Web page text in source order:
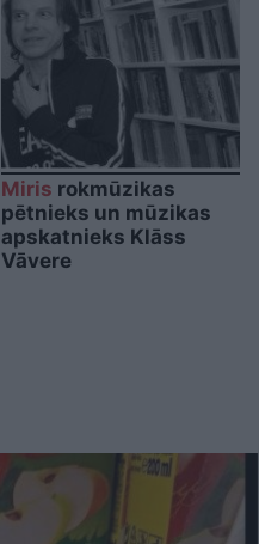
Miris rokmūzikas
pētnieks un mūzikas
apskatnieks Klāss
Vāvere